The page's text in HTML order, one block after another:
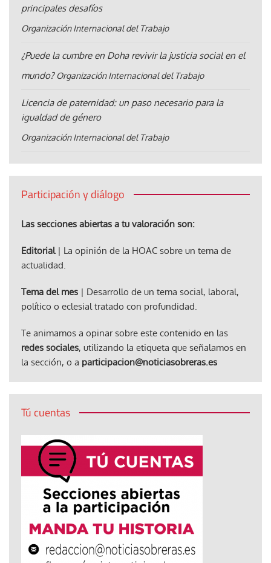
principales desafíos
Organización Internacional del Trabajo
¿Puede la cumbre en Doha revivir la justicia social en el
mundo? Organización Internacional del Trabajo
Licencia de paternidad: un paso necesario para la
igualdad de género
Organización Internacional del Trabajo
Participación y diálogo
Las secciones abiertas a tu valoración son:
Editorial| La opinión de la HOAC sobre un tema de
actualidad.
Tema del mes | Desarrollo de un tema social, laboral,
político o eclesial tratado con profundidad.
Te animamos a opinar sobre este contenido en las
redes sociales, utilizando la etiqueta que señalamos en
la sección, o a participacion@noticiasobreras.es
Tú cuentas